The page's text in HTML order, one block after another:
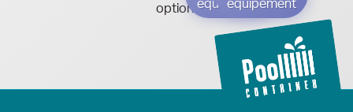
option.équipement
équipement